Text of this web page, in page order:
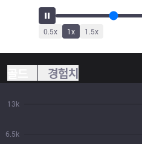
0.5x 1x 1.5x
경험치
6.5k
13k